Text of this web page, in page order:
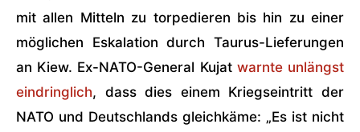
mit allen Mitteln zu torpedieren bis hin zu einer
möglichen Eskalation durch Taurus-Lieferungen
an Kiew. Ex-NATO-General Kujat warnte unlängst
eindringlich, dass dies einem Kriegseintritt der
NATO und Deutschlands gleichkäme: „Es ist nicht